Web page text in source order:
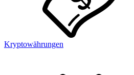
Kryptowährungen